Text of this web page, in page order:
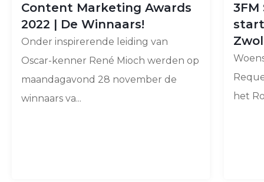
Content Marketing Awards
2022 | De Winnaars!
Onder inspirerende leiding van
Oscar-kenner René Mioch werden op
maandagavond 28 november de
winnaars va...
3FM
het